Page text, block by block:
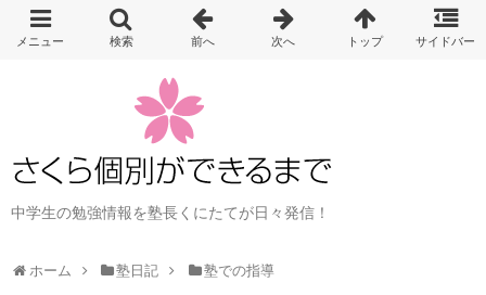
中学生の勉強情報を塾長くにたてが日々発信！
ホーム 塾日記 塾での指導